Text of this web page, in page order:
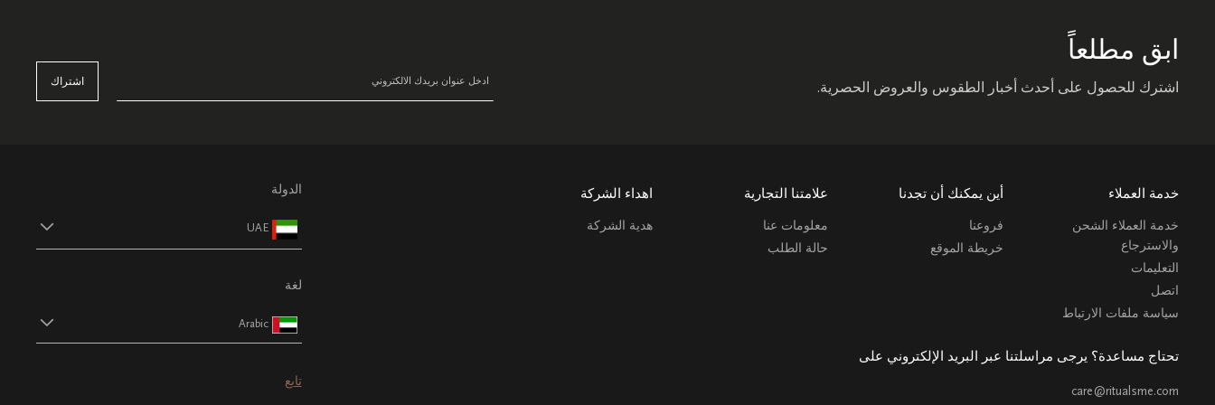
ابق مطلعاً
اشترك للحصول على أحدث أخبار الطقوس والعروض الحصرية. اشتراك
خدمة العملاء
خدمة العملاء الشحن
والاسترجاع
التعليمات
اتصل
سياسة ملفات الارتباط
أين يمكنك أن تجدنا
فروعنا
خريطة الموقع
علامتنا التجارية
معلومات عنا
حالة الطلب
اهداء الشركة
هدية الشركة
تحتاج مساعدة؟ يرجى مراسلتنا عبر البريد الإلكتروني على
care@ritualsme.com
الدولة
UAE
لغة
Arabic
تابع